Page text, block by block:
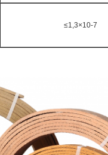
≤1,3×10-7